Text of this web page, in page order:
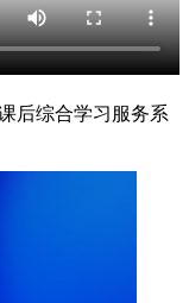
后综合学习服务系